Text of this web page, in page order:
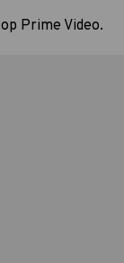
Prime Video.